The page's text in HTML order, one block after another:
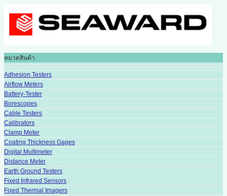
หมวดสินค้า
Adhesion Testers
Airflow Meters
Battery-Tester
Borescopes
Cable Testers
Calibrators
Clamp Meter
Coating Thickness Gages
Digital Multimeter
Distance Meter
Earth Ground Testers
Fixed Infrared Sensors
Fixed Thermal Imagers